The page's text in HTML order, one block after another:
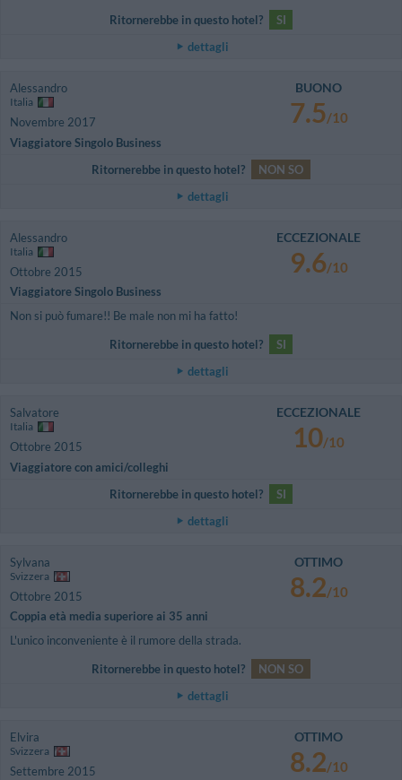
Ritornerebbe in questo hotel?
SI
dettagli
Alessandro
Italia
Novembre 2017
Viaggiatore Singolo Business
BUONO
7.5/10
Ritornerebbe in questo hotel?
NON SO
dettagli
Alessandro
Italia
Ottobre 2015
Viaggiatore Singolo Business
ECCEZIONALE
9.6/10
Non si può fumare!! Be male non mi ha fatto!
Ritornerebbe in questo hotel?
SI
dettagli
Salvatore
Italia
Ottobre 2015
Viaggiatore con amici/colleghi
ECCEZIONALE
10/10
Ritornerebbe in questo hotel?
SI
dettagli
Sylvana
Svizzera
Ottobre 2015
Coppia età media superiore ai 35 anni
OTTIMO
8.2/10
L'unico inconveniente è il rumore della strada.
Ritornerebbe in questo hotel?
NON SO
dettagli
Elvira
Svizzera
Settembre 2015
OTTIMO
8.2/10